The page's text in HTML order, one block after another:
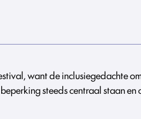
want de inclusiegedachte
steeds centraal staan en